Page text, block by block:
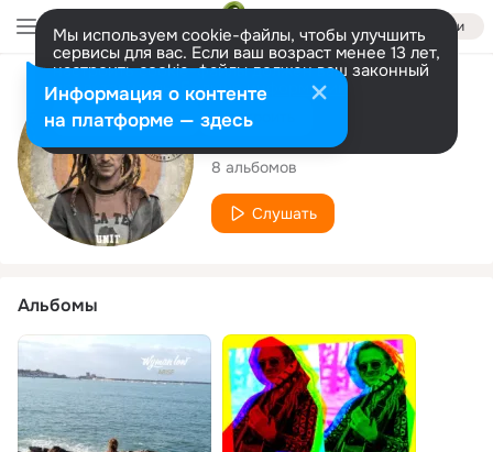
Войти
Мы используем cookie-файлы, чтобы улучшить
сервисы для вас. Если ваш возраст менее 13 лет,
настроить cookie-файлы должен ваш законный
представитель. Больше информации
Разрешить все Настроить
Исполнитель
Wyman Low
8 альбомов
Слушать
Альбомы
Информация о контенте
на платформе — здесь